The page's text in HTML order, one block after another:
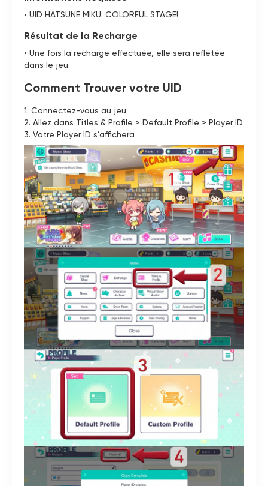
• UID HATSUNE MIKU: COLORFUL STAGE!
Résultat de la Recharge
• Une fois la recharge effectuée, elle sera reflétée
dans le jeu.
Comment Trouver votre UID
1. Connectez-vous au jeu
2. Allez dans Titles & Profile > Default Profile > Player ID
3. Votre Player ID s’affichera